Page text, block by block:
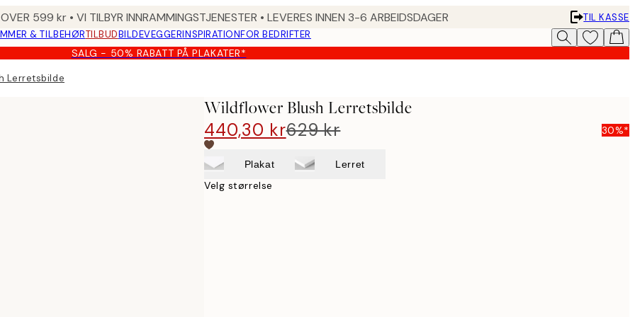
599 kr • VI TILBYR INNRAMMINGSTJENESTER • LEVERES INNEN 3-6 ARBEIDSDAGER
TIL KASSE
& TILBEHØRTILBUDBILDEVEGGERINSPIRATIONFOR BEDRIFTER
SALG - 50% RABATT PÅ PLAKATER*
Lerretsbilde
Wildflower Blush Lerretsbilde
440,30 kr629 kr 30%*
Plakat Lerret
Velg størrelse